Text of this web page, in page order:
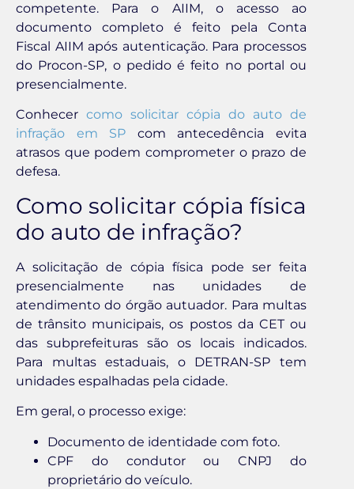
competente. Para o AIIM, o acesso ao
documento completo é feito pela Conta
Fiscal AIIM após autenticação. Para processos
do Procon-SP, o pedido é feito no portal ou
presencialmente.
Conhecer como solicitar cópia do auto de
infração em SP com antecedência evita
atrasos que podem comprometer o prazo de
defesa.
Como solicitar cópia física
do auto de infração?
A solicitação de cópia física pode ser feita
presencialmente nas unidades de
atendimento do órgão autuador. Para multas
de trânsito municipais, os postos da CET ou
das subprefeituras são os locais indicados.
Para multas estaduais, o DETRAN-SP tem
unidades espalhadas pela cidade.
Em geral, o processo exige:
Documento de identidade com foto.
CPF do condutor ou CNPJ do
proprietário do veículo.